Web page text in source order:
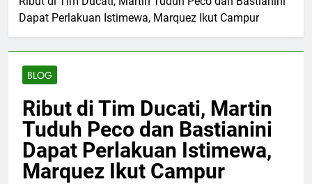
Dapat Perlakuan Istimewa, Marquez Ikut Campur
BLOG
Ribut di Tim Ducati, Martin
Tuduh Peco dan Bastianini
Dapat Perlakuan Istimewa,
Marquez Ikut Campur